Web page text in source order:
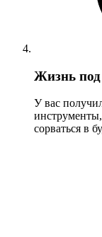
Жизнь
У вас
сорваться в